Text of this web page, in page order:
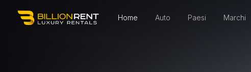
Home Auto Paesi Marchi